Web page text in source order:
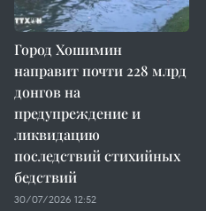
Город Хошимин
направит почти 228 млрд
донгов на
предупреждение и
ликвидацию
последствий стихийных
бедствий
30/07/2026 12:52